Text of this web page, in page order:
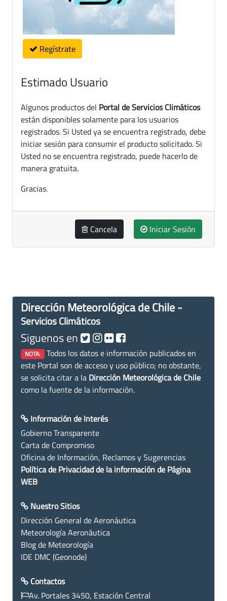
Regístrate
Estimado Usuario
Algunos productos del Portal de Servicios Climáticos
están disponibles solamente para los usuarios
registrados. Si Usted ya se encuentra registrado, debe
iniciar sesión para consumir el producto solicitado. Si
Usted no se encuentra registrado, puede hacerlo de
manera gratuita.
Gracias.
Cancela Iniciar Sesión
Dirección Meteorológica de Chile -
Servicios Climáticos
Siguenos en
NOTA: Todos los datos e información publicados en
este Portal son de acceso y uso público; no obstante,
se solicita citar a la Dirección Meteorológica de Chile
como la fuente de la información.
Información de Interés
Gobierno Transparente
Carta de Compromiso
Oficina de Información, Reclamos y Sugerencias
Política de Privacidad de la información de Página
WEB
Nuestro Sitios
Dirección General de Aeronáutica
Meteorología Aeronáutica
Blog de Meteorología
IDE DMC (Geonode)
Contactos
Av. Portales 3450, Estación Central